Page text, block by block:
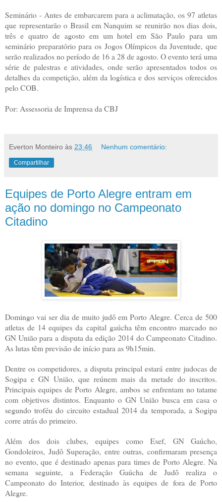
Seminário - Antes de embarcarem para a aclimatação, os 97 atletas
que representarão o Brasil em Nanquim se reunirão nos dias dois,
três e quatro de agosto em um hotel em São Paulo para um
seminário preparatório para os Jogos Olímpicos da Juventude, que
serão realizados no período de 16 a 28 de agosto. O evento terá uma
série de palestras e atividades, onde serão apresentados todos os
detalhes da competição, além da logística e dos serviços oferecidos
pelo COB.
Por: Assessoria de Imprensa da CBJ
Everton Monteiro às 23:46 Nenhum comentário:
Compartilhar
Equipes de Porto Alegre entram em
ação no domingo no Campeonato
Citadino
Domingo vai ser dia de muito judô em Porto Alegre. Cerca de 500
atletas de 14 equipes da capital gaúcha têm encontro marcado no
GN União para a disputa da edição 2014 do Campeonato Citadino.
As lutas têm previsão de início para as 9h15min.
Dentre os competidores, a disputa principal estará entre judocas de
Sogipa e GN União, que reúnem mais da metade do inscritos.
Principais equipes de Porto Alegre, ambos se enfrentam no tatame
com objetivos distintos. Enquanto o GN União busca em casa o
segundo troféu do circuito estadual 2014 da temporada, a Sogipa
corre atrás do primeiro.
Além dos dois clubes, equipes como Esef, GN Gaúcho,
Gondoleiros, Judô Superação, entre outras, confirmaram presença
no evento, que é destinado apenas para times de Porto Alegre. Na
semana seguinte, a Federação Gaúcha de Judô realiza o
Campeonato do Interior, destinado às equipes de fora de Porto
Alegre.